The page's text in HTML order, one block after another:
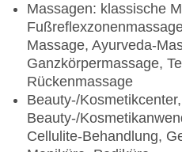
Massagen: klassische
Massage, Ayurveda-
Ganzkörpermassage,
Rückenmassage
Beauty-/Kosmetikcenter,
Beauty-/
Cellulite-Behandlung,